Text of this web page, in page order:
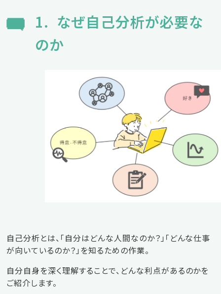
1. なぜ自己分析が必要な
のか
自己分析とは、「自分はどんな人間なのか？」「どんな仕事
が向いているのか？」を知るための作業。
自分自身を深く理解することで、どんな利点があるのかを
ご紹介します。